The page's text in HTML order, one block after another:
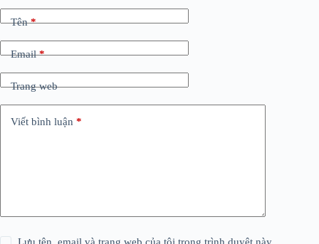
Tên*
Email*
Trang web
Viết bình luận *
Lưu tên, email và trang web của tôi trong trình duyệt này